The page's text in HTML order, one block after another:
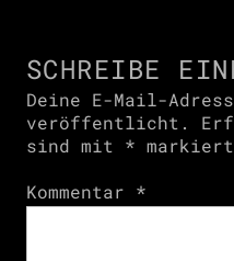
SCHREIBE
Deine E-Mail-
veröffentlicht.
sind mit * markiert
Kommentar *